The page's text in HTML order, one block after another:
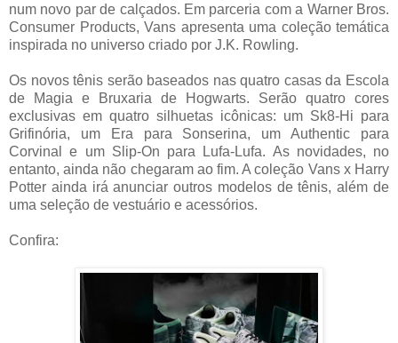
num novo par de calçados. Em parceria com a Warner Bros.
Consumer Products, Vans apresenta uma coleção temática
inspirada no universo criado por J.K. Rowling.
Os novos tênis serão baseados nas quatro casas da Escola
de Magia e Bruxaria de Hogwarts. Serão quatro cores
exclusivas em quatro silhuetas icônicas: um Sk8-Hi para
Grifinória, um Era para Sonserina, um Authentic para
Corvinal e um Slip-On para Lufa-Lufa. As novidades, no
entanto, ainda não chegaram ao fim. A coleção Vans x Harry
Potter ainda irá anunciar outros modelos de tênis, além de
uma seleção de vestuário e acessórios.
Confira: